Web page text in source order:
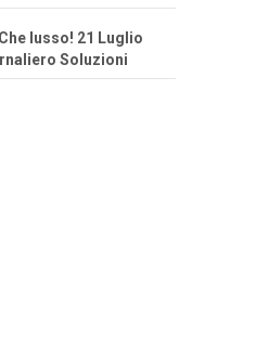
lusso! 21 Luglio
Soluzioni